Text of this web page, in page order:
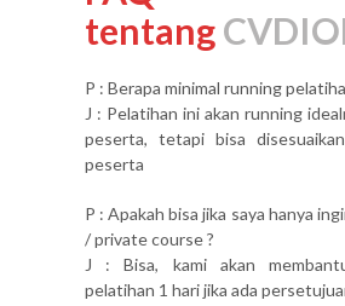
tentang
P : Berapa minimal running
J : Pelatihan ini akan running
peserta, tetapi bisa
peserta
P : Apakah bisa jika saya hanya
/ private course ?
J : Bisa, kami akan
pelatihan 1 hari jika ada